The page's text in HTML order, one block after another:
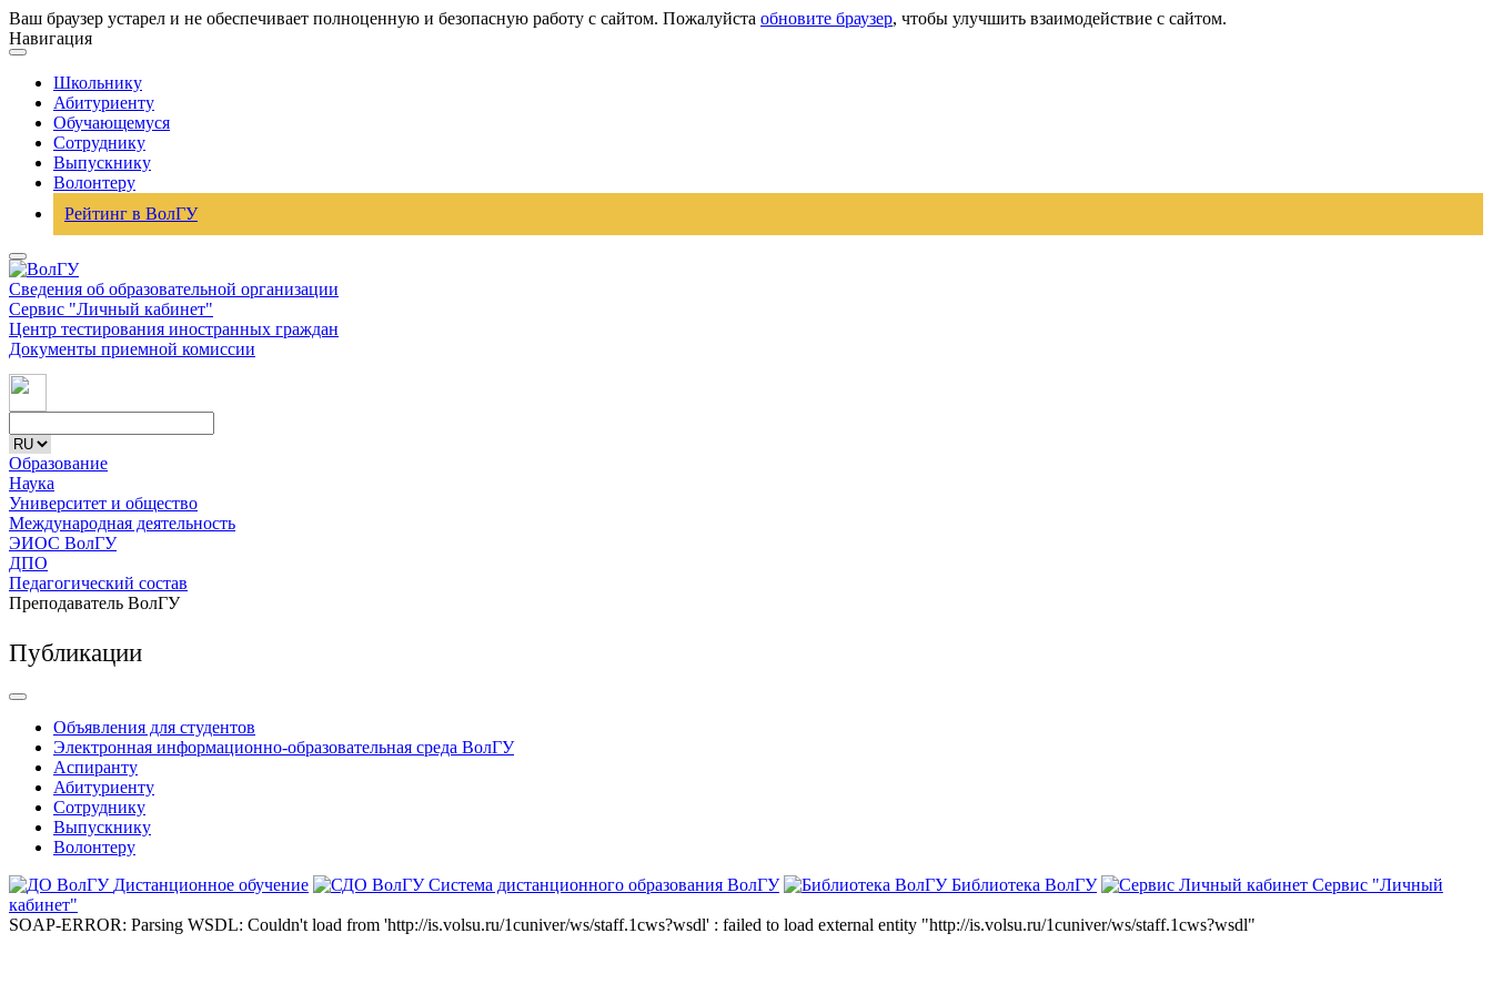
Ваш браузер устарел и не обеспечивает полноценную и безопасную работу с сайтом. Пожалуйста обновите браузер, чтобы улучшить взаимодействие с сайтом.
Навигация
Школьнику
Абитуриенту
Обучающемуся
Сотруднику
Выпускнику
Волонтеру
Рейтинг в ВолГУ
Сведения об образовательной организации
Сервис "Личный кабинет"
Центр тестирования иностранных граждан
Документы приемной комиссии
Образование
Наука
Университет и общество
Международная деятельность
ЭИОС ВолГУ
ДПО
Педагогический состав
Преподаватель ВолГУ
Публикации
Объявления для студентов
Электронная информационно-образовательная среда ВолГУ
Аспиранту
Абитуриенту
Сотруднику
Выпускнику
Волонтеру
Дистанционное обучение
Система дистанционного образования ВолГУ Библиотека ВолГУ
Сервис "Личный
кабинет"
SOAP-ERROR: Parsing WSDL: Couldn't load from 'http://is.volsu.ru/1cuniver/ws/staff.1cws?wsdl' : failed to load external entity "http://is.volsu.ru/1cuniver/ws/staff.1cws?wsdl"